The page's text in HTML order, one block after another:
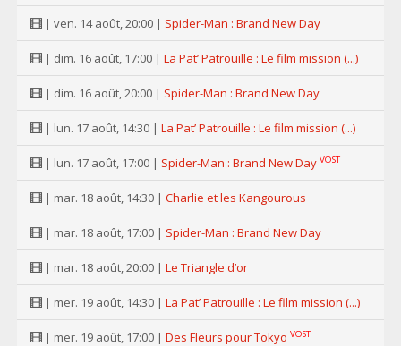
| ven. 14 août, 20:00 | Spider-Man : Brand New Day
| dim. 16 août, 17:00 | La Pat’ Patrouille : Le film mission (...)
| dim. 16 août, 20:00 | Spider-Man : Brand New Day
| lun. 17 août, 14:30 | La Pat’ Patrouille : Le film mission (...)
| lun. 17 août, 17:00 | Spider-Man : Brand New Day VOST
| mar. 18 août, 14:30 | Charlie et les Kangourous
| mar. 18 août, 17:00 | Spider-Man : Brand New Day
| mar. 18 août, 20:00 | Le Triangle d’or
| mer. 19 août, 14:30 | La Pat’ Patrouille : Le film mission (...)
| mer. 19 août, 17:00 | Des Fleurs pour Tokyo VOST